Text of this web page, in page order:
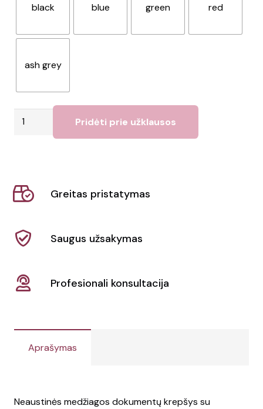
black blue green red
ash grey
produkto
Pridėti prie užklausos
Greitas pristatymas
Saugus užsakymas
Profesionali konsultacija
Aprašymas
Neaustinės medžiagos dokumentų krepšys su